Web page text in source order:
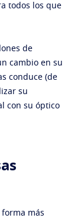
todos los que
de
cambio en su
conduce (de
su
con su óptico
más